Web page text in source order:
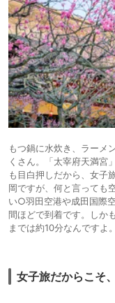
もつ鍋に水炊き、ラーメ
くさん。「太宰府天満宮
も目白押しだから、女子
岡ですが、何と言っても
い○羽田空港や成田国際
間ほどで到着です。しか
までは約10分なんですよ。
女子旅だからこそ